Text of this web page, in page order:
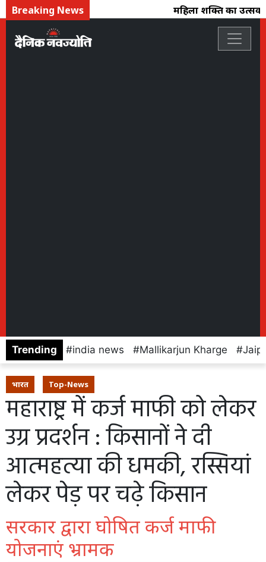
Breaking News महिला शक्ति का
Trending india news Mallikarjun Kharge
भारत Top-News
महाराष्ट्र में कर्ज माफी को लेकर
उग्र प्रदर्शन : किसानों ने दी
आत्महत्या की धमकी, रस्सियां
लेकर पेड़ पर चढ़े किसान
सरकार द्वारा घोषित कर्ज माफी
योजनाएं भ्रामक